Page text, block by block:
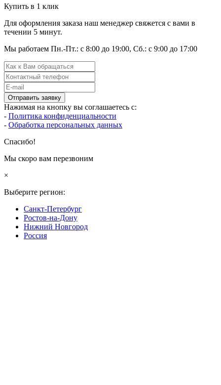
Купить в 1 клик
Для оформления заказа наш менеджер свяжется с вами в
течении 5 минут.
Мы работаем Пн.-Пт.: с 8:00 до 19:00, Сб.: с 9:00 до 17:00
Отправить заявку
Нажимая на кнопку вы соглашаетесь с:
- Политика конфиденциальности
- Обработка персональных данных
Спасибо!
Мы скоро вам перезвоним
×
Выберите регион:
Санкт-Петербург
Ростов-на-Дону
Нижний Новгород
Россия